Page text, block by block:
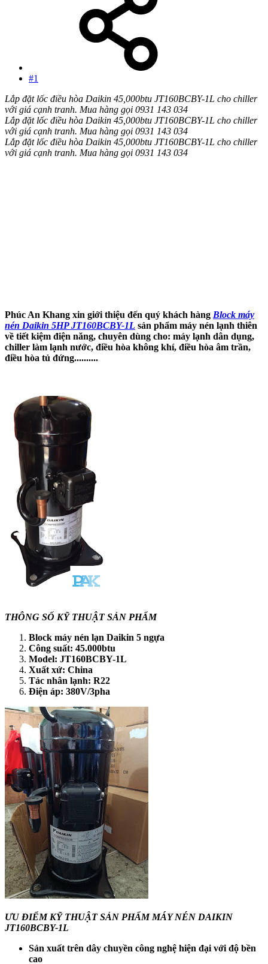
#1
Lắp đặt lốc điều hòa Daikin 45,000btu JT160BCBY-1L cho chiller
với giá cạnh tranh. Mua hàng gọi 0931 143 034
Lắp đặt lốc điều hòa Daikin 45,000btu JT160BCBY-1L cho chiller
với giá cạnh tranh. Mua hàng gọi 0931 143 034
Lắp đặt lốc điều hòa Daikin 45,000btu JT160BCBY-1L cho chiller
với giá cạnh tranh. Mua hàng gọi 0931 143 034
Phúc An Khang xin giới thiệu đến quý khách hàng Block máy
nén Daikin 5HP JT160BCBY-1L sản phẩm máy nén lạnh thiên
về tiết kiệm điện năng, chuyên dùng cho: máy lạnh dân dụng,
chiller làm lạnh nước, điều hòa không khí, điều hòa âm trần,
điều hòa tủ đứng..........
THÔNG SỐ KỸ THUẬT SẢN PHẨM
Block máy nén lạn Daikin 5 ngựa
Công suất: 45.000btu
Model: JT160BCBY-1L
Xuất xứ: China
Tác nhân lạnh: R22
Điện áp: 380V/3pha
ƯU ĐIỂM KỸ THUẬT SẢN PHẨM MÁY NÉN DAIKIN
JT160BCBY-1L
Sản xuất trên dây chuyền công nghệ hiện đại với độ bền
cao